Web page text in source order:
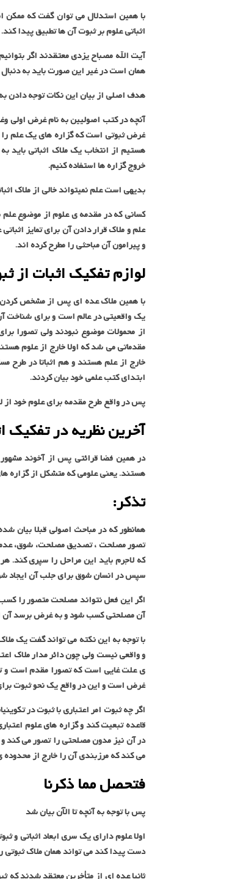
با همین استدلال می توان گفت که ممکن
اثباتی علوم بر ثبوت آن ها تطبیق پیدا کند.
آیت الله مصباح یزدی معتقدند اگر
همان است در غیر این صورت باید به دنبال
هدف اصلی از بیان این نکات توجه دادن
آنچه در کتب اصولیین به نام غرض اولی
غرض ثبوتی است که گزاره های یک علم را
هستیم از انتخاب یک ملاک اثباتی باید
خروج گزاره ها استفاده کنیم.
بدیهی است علم نمیتواند خالی از ملاک
کسانی که در مقدمه ی علوم از موضوع
علم و ملاک قرار دادن آن برای تمایز
و پیرامون آن مباحثی را مطرح کرده اند.
لوازم تفکیک اثبات از
با همین ملاک عده ای پس از مشخص کردن
یک واقعیتی در عالم است و برای شناخت
از محمولات موضوع نبودند ولی تصورا
مقدماتی می شد که اولا خارج از علوم
خارج از علم هستند و هم اثباتا در طرح
ابتدای کتب علمی خود بیان کردند.
پس در واقع طرح مقدمه برای علوم خود از
آخرین نظریه در تفکیک
در همین فضا قرائتی پس از آخوند
هستند. یعنی علومی که متشکل از گزاره
تذکر:
همانطور که در مباحث اصولی قبلا بیان
تصور مصلحت ، تصدیق مصلحت، شوق، عدم
که لاجرم باید این مراحل را سپری
سپس در انسان شوق برای جلب آن ایجاد
اگر این فعل نتواند مصلحت متصور را
آن مصلحتی کسب شود و به غرض برسد آن
با توجه به این نکته می تواند گفت یک
و واقعی نیست ولی چون دائر مدار ملاک
ی علت غایی است که تصورا مقدم است و
غرض است و این در واقع یک نحو ثبوت
اگر چه ثبوت امر اعتباری با ثبوت در
قاعده تبعیت کند و گزاره های علوم
در آن نیز مدون مصلحتی را تصور می کند
می کند که مرزبندی آن را خارج از محدوده
فتحصل مما ذکرنا
پس با توجه به آنچه تا الآن بیان شد
اولا علوم دارای یک سری ابعاد اثباتی
دست پیدا کند می تواند همان ملاک ثبوتی